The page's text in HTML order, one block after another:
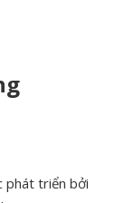
phát triển bởi